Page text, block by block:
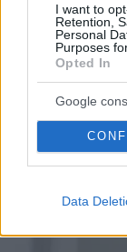
I want to
Retention,
Personal
Purposes
Opted In
Google
Data
ενδείξεις, πού
πρέπει να το